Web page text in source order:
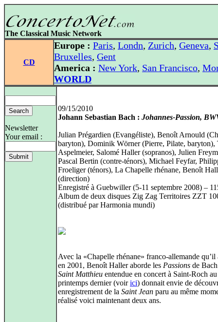
The Classical Music Network
CD
Europe : Paris, Londn, Zurich, Geneva,
Bruxelles, Gent
America : New York, San Francisco,
WORLD
Newsletter
Your email :
09/15/2010
Johann Sebastian Bach : Johannes-Passion,
Julian Prégardien (Evangéliste), Benoît Arnould
baryton), Dominik Wörner (Pierre, Pilate, baryton),
Aspelmeier, Salomé Haller (sopranos), Julien
Pascal Bertin (contre-ténors), Michael Feyfar,
Froeliger (ténors), La Chapelle rhénane, Benoît
(direction)
Enregistré à Guebwiller (5-11 septembre 2008) –
Album de deux disques Zig Zag Territoires ZZT
(distribué par Harmonia mundi)
Avec la «Chapelle rhénane» franco-allemande qu’il
en 2001, Benoît Haller aborde les Passions de
Saint Matthieu entendue en concert à Saint-Roch au
printemps dernier (voirici) donnait envie de
enregistrement de la Saint Jean paru au même
réalisé voici maintenant deux ans.